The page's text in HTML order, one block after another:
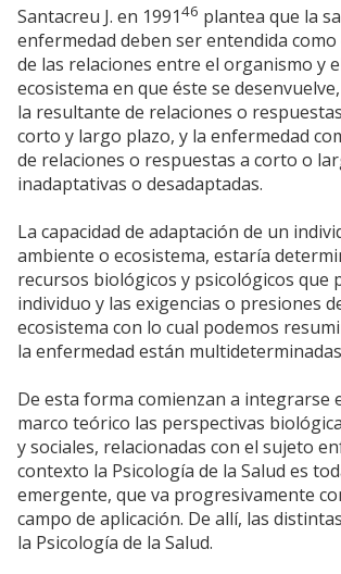
Santacreu J. en 199146 plantea que la
enfermedad deben ser entendida
de las relaciones entre el organismo y
ecosistema en que éste se
la resultante de relaciones o
corto y largo plazo, y la enfermedad
de relaciones o respuestas a corto o
inadaptativas o desadaptadas.
La capacidad de adaptación de un
ambiente o ecosistema, estaría
recursos biológicos y psicológicos que
individuo y las exigencias o presiones
ecosistema con lo cual podemos
la enfermedad están
De esta forma comienzan a integrarse
marco teórico las perspectivas
y sociales, relacionadas con el sujeto
contexto la Psicología de la Salud es
emergente, que va progresivamente
campo de aplicación. De allí, las
la Psicología de la Salud.